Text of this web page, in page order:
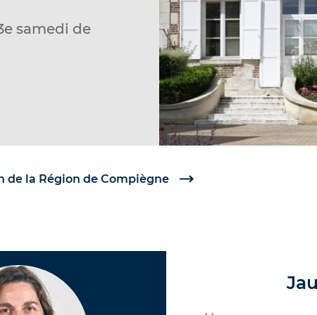
samedi de
de la Région de Compiègne